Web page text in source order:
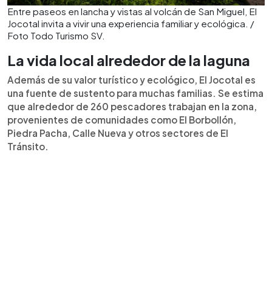
Entre paseos en lancha y vistas al volcán de San Miguel, El
Jocotal invita a vivir una experiencia familiar y ecológica. /
Foto Todo Turismo SV.
La vida local alrededor de la laguna
Además de su valor turístico y ecológico, El Jocotal es
una fuente de sustento para muchas familias. Se estima
que alrededor de 260 pescadores trabajan en la zona,
provenientes de comunidades como El Borbollón,
Piedra Pacha, Calle Nueva y otros sectores de El
Tránsito.